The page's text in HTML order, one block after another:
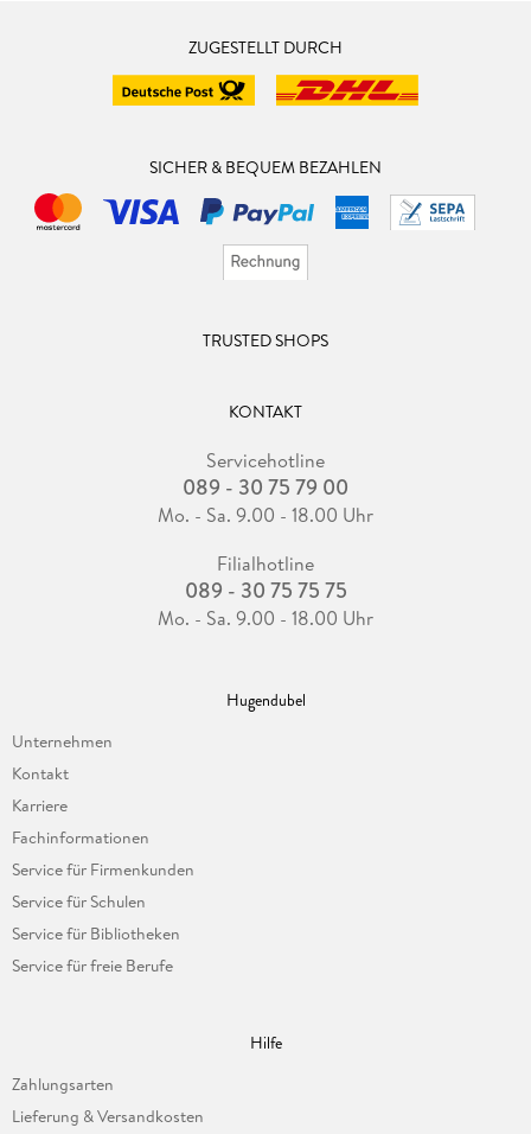
ZUGESTELLT DURCH
SICHER & BEQUEM BEZAHLEN
TRUSTED SHOPS
KONTAKT
Servicehotline
089 - 30 75 79 00
Mo. - Sa. 9.00 - 18.00 Uhr
Filialhotline
089 - 30 75 75 75
Mo. - Sa. 9.00 - 18.00 Uhr
Hugendubel
Unternehmen
Kontakt
Karriere
Fachinformationen
Service für Firmenkunden
Service für Schulen
Service für Bibliotheken
Service für freie Berufe
Hilfe
Zahlungsarten
Lieferung & Versandkosten